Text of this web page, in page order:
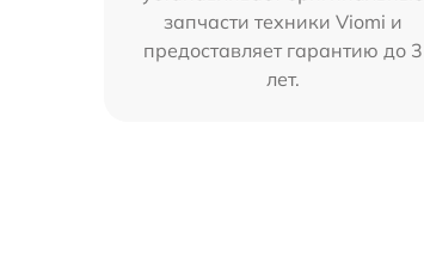
запчасти техники Viomi и
предоставляет гарантию до 3
лет.